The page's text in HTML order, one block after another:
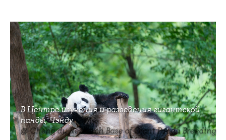
В Центре изучения и разведения гигантской
панды, Чэнду
@ Cheng du Research Base of Giant Panda Breeding